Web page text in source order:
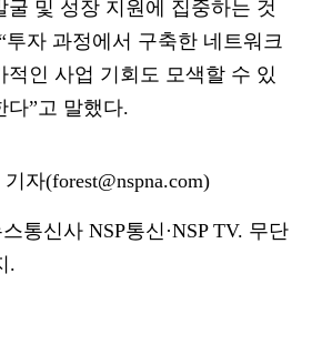
굴 및 성장 지원에 집중하는 것
투자 과정에서 구축한 네트워크
적인 사업 기회도 모색할 수 있
다”고 말했다.
자(forest@nspna.com)
통신사 NSP통신·NSP TV. 무단
.